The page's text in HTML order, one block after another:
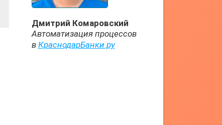
Дмитрий Комаровский
Автоматизация процессов
в КраснодарБанки.ру